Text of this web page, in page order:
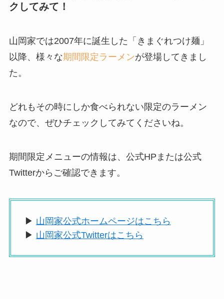
クしてみて！
山岡家では2007年に誕生した「きまぐれつけ麺」
以降、様々な期間限定ラーメンが登場してきまし
た。
どれもその時にしか食べられない限定のラーメン
なので、ぜひチェックしてみてくださいね。
期間限定メニューの情報は、公式HPまたは公式
Twitterからご確認できます。
▶ 山岡家公式ホームページはこちら
▶ 山岡家公式Twitterはこちら